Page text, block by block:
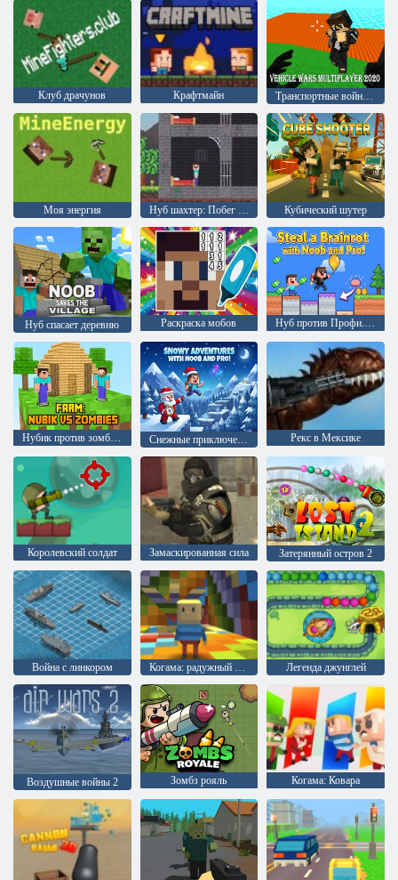
Клуб драчунов Крафтмайн Транспортные войны Мультиплеер 2020
Моя энергия Нуб шахтер: Побег из тюрьмы Кубический шутер
Нуб спасает деревню Раскраска мобов Нуб против Профи. Украдите Брейнрот
Нубик против зомби: Ферма Снежные приключения с нубом и профессионалом! Рекс в Мексике
Королевский солдат Замаскированная сила Затерянный остров 2
Война с линкором Когама: радужный паркур Легенда джунглей
Воздушные войны 2 Зомбз рояль Когама: Ковара